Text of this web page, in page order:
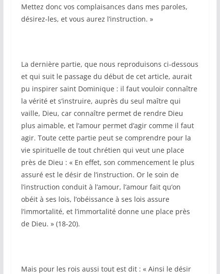
Mettez donc vos complaisances dans mes paroles,
désirez-les, et vous aurez l’instruction. »
La dernière partie, que nous reproduisons ci-dessous
et qui suit le passage du début de cet article, aurait
pu inspirer saint Dominique : il faut vouloir connaître
la vérité et s’instruire, auprès du seul maître qui
vaille, Dieu, car connaître permet de rendre Dieu
plus aimable, et l’amour permet d’agir comme il faut
agir. Toute cette partie peut se comprendre pour la
vie spirituelle de tout chrétien qui veut une place
près de Dieu : « En effet, son commencement le plus
assuré est le désir de l’instruction. Or le soin de
l’instruction conduit à l’amour, l’amour fait qu’on
obéit à ses lois, l’obéissance à ses lois assure
l’immortalité, et l’immortalité donne une place près
de Dieu. » (18-20).
Mais pour les rois aussi tout est dit : « Ainsi le désir